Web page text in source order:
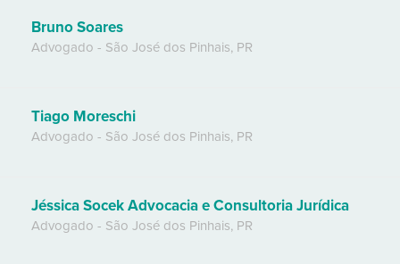
Bruno Soares
Advogado - São José dos Pinhais, PR
Tiago Moreschi
Advogado - São José dos Pinhais, PR
Jéssica Socek Advocacia e Consultoria Jurídica
Advogado - São José dos Pinhais, PR